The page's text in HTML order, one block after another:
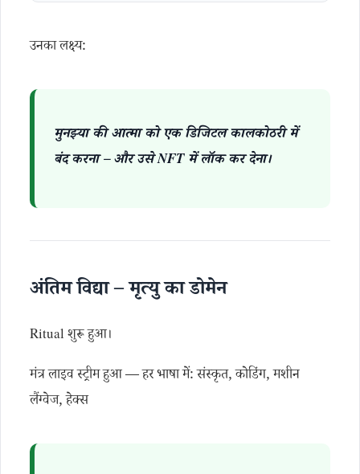
उनका लक्ष्य:
मुनझ्या की आत्मा को एक डिजिटल कालकोठरी में
बंद करना – और उसे NFT में लॉक कर देना।
अंतिम विद्या – मृत्यु का डोमेन
Ritual शुरू हुआ।
मंत्र लाइव स्ट्रीम हुआ — हर भाषा में: संस्कृत, कोडिंग, मशीन
लैंग्वेज, हेक्स